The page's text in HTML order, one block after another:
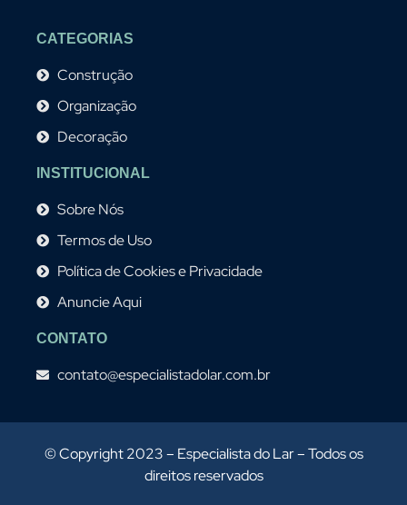
CATEGORIAS
Construção
Organização
Decoração
INSTITUCIONAL
Sobre Nós
Termos de Uso
Política de Cookies e Privacidade
Anuncie Aqui
CONTATO
contato@especialistadolar.com.br
© Copyright 2023 – Especialista do Lar – Todos os
direitos reservados